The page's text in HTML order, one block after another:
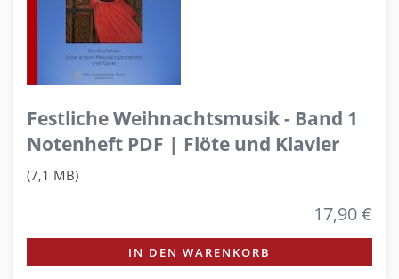
Festliche Weihnachtsmusik - Band 1
Notenheft PDF | Flöte und Klavier
(7,1 MB)
17,90 €
IN DEN WARENKORB